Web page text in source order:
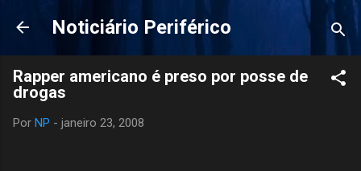
Pular para o conteúdo principal
Noticiário Periférico
Rapper americano é preso por posse de
drogas
Por NP - janeiro 23, 2008